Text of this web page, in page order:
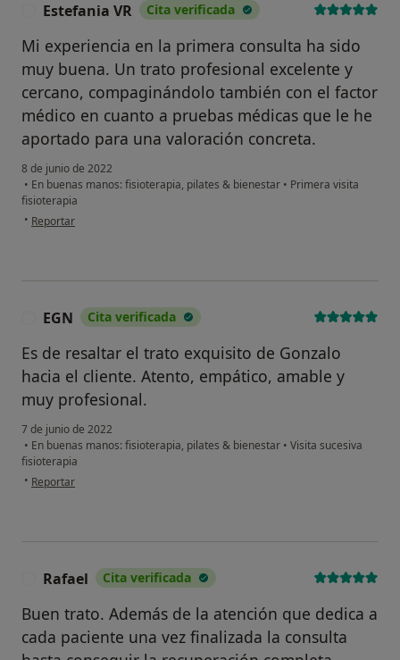
Estefania VR Cita verificada
Mi experiencia en la primera consulta ha sido
muy buena. Un trato profesional excelente y
cercano, compaginándolo también con el factor
médico en cuanto a pruebas médicas que le he
aportado para una valoración concreta.
8 de junio de 2022
• En buenas manos: fisioterapia, pilates & bienestar • Primera visita
fisioterapia
• en opinión del usuario Estefania VR
Reportar
EGN Cita verificada
Es de resaltar el trato exquisito de Gonzalo
hacia el cliente. Atento, empático, amable y
muy profesional.
7 de junio de 2022
• En buenas manos: fisioterapia, pilates & bienestar • Visita sucesiva
fisioterapia
• en opinión del usuario EGN
Reportar
Rafael Cita verificada
Buen trato. Además de la atención que dedica a
cada paciente una vez finalizada la consulta